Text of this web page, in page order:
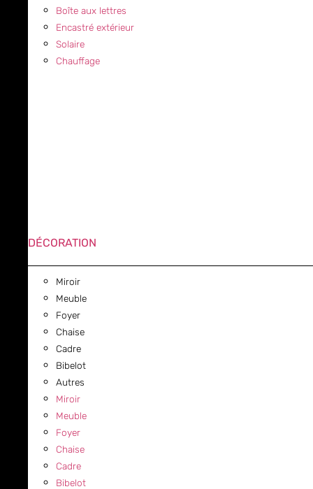
Boîte aux lettres
Encastré extérieur
Solaire
Chauffage
DÉCORATION
Miroir
Meuble
Foyer
Chaise
Cadre
Bibelot
Autres
Miroir
Meuble
Foyer
Chaise
Cadre
Bibelot